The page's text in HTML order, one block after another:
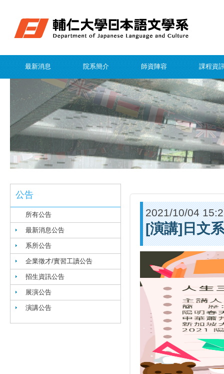
最新消息 院系簡介 師資陣容 課程資
公告
所有公告
最新消息公告
系所公告
企業徵才/實習工讀公告
招生資訊公告
展演公告
演講公告
2021/10/04
[演講]日文